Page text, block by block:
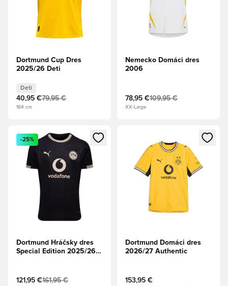
Dortmund Cup Dres
2025/26 Deti
Deti
40,95 €79,95 €
164 cm
Nemecko Domáci dres
2006
78,95 €109,95 €
XX-Large
Otvorí modál na prihlásenie alebo registráciu ako člen
-25%
Dortmund Hráčsky dres
Special Edition 2025/26
121,95 €161,95 €
Otvorí modál na prihlásenie
Dortmund Domáci dres
2026/27 Authentic
153,95 €